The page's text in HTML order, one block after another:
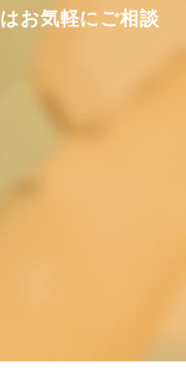
お気軽にご相談